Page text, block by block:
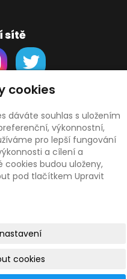
sítě
údajů
vecteezy.com
|Mapa webu
cookies
dáváte souhlas s uložením
výkonnostní,
pro lepší fungování
a cílení a
cookies budou uloženy,
pod tlačítkem Upravit
cookies